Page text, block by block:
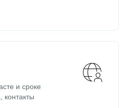
и сроке
контакты